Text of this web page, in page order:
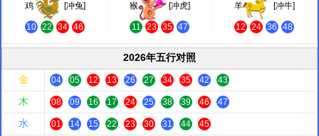
鸡 [冲兔]
10 22 34 46
猴 [冲虎]
11 23 35 47
羊 [冲牛]
12 24 36 48
2026年五行对照
金
04 05 12 13 26 27 34 35 42 43
木 08 09 16 17 24 25 38 39 46 47
水 01 14 15 22 23 30 31 44 45